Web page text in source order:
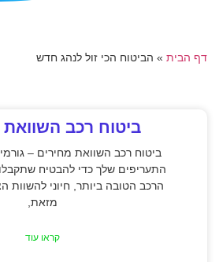
דף הבית » הביטוח הכי זול לנהג חדש
ביטוח רכב השוואת
ביטוח רכב השוואת מחירים –
התעריפים שלך כדי להבטיח
הרכב הטובה ביותר, חיוני להשוות
מזאת,
קראו עוד